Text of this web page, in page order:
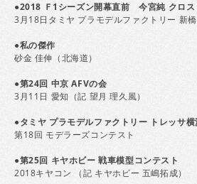
●2018 Ｆ1シーズン開幕直前 今宮純 クロス
3月18日タミヤ プラモデルファクトリー 新
●私の傑作
砂金 佳伸（北海道）
●第24回 中京 AFVの会
3月11日 愛知（記 望月 理久風）
●タミヤ プラモデルファクトリー トレッサ横
第18回 モデラーズコンテスト
●第25回 キヤホビー 戦車模型コンテスト
2018キヤコン （記 キヤホビー 五嶋拓成）